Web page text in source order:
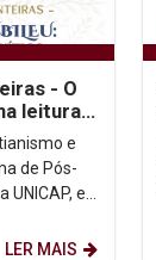
- O
leitura
e
de Pós-
UNICAP, e
LER MAIS